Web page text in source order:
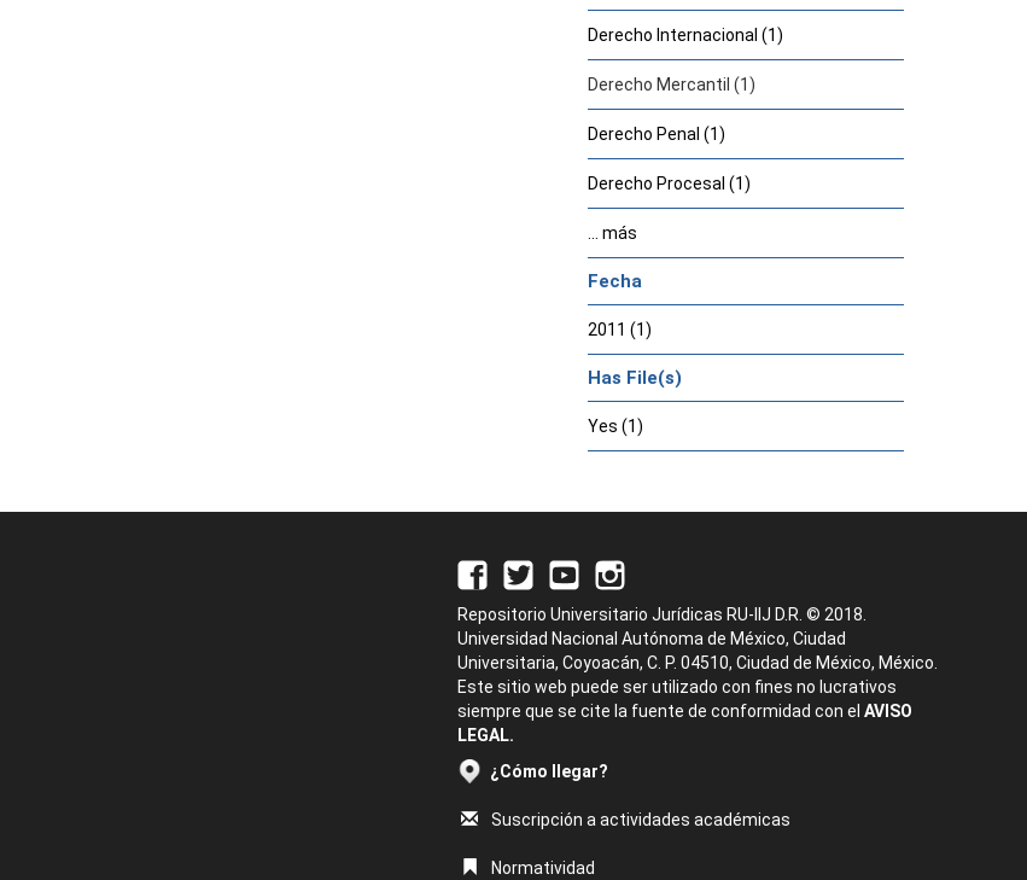
Derecho Internacional (1)
Derecho Mercantil (1)
Derecho Penal (1)
Derecho Procesal (1)
... más
Fecha
2011 (1)
Has File(s)
Yes (1)
Repositorio Universitario Jurídicas RU-IIJ D.R. © 2018.
Universidad Nacional Autónoma de México, Ciudad
Universitaria, Coyoacán, C. P. 04510, Ciudad de México, México.
Este sitio web puede ser utilizado con fines no lucrativos
siempre que se cite la fuente de conformidad con el AVISO
LEGAL.
¿Cómo llegar?
Suscripción a actividades académicas
Normatividad